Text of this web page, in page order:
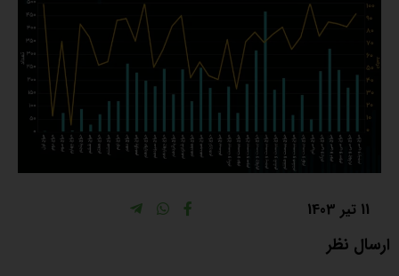
11 تیر 1403
ارسال نظر